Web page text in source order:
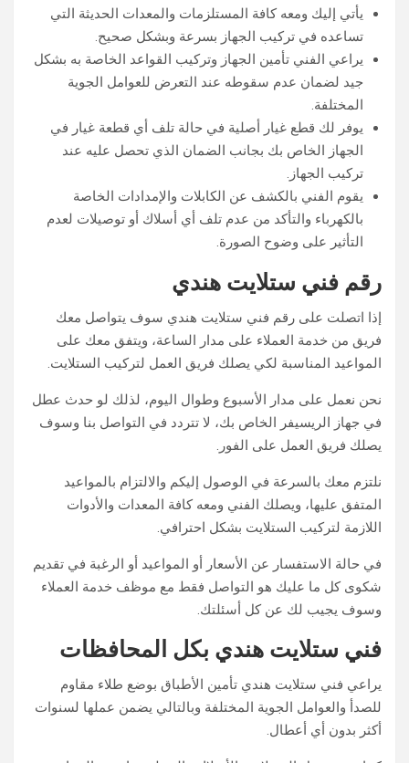
يأتي إليك ومعه كافة المستلزمات والمعدات الحديثة التي
تساعده في تركيب الجهاز بسرعة وبشكل صحيح.
يراعي الفني تأمين الجهاز وتركيب القواعد الخاصة به بشكل
جيد لضمان عدم سقوطه عند التعرض للعوامل الجوية
المختلفة.
يوفر لك قطع غيار أصلية في حالة تلف أي قطعة غيار في
الجهاز الخاص بك بجانب الضمان الذي تحصل عليه عند
تركيب الجهاز.
يقوم الفني بالكشف عن الكابلات والإمدادات الخاصة
بالكهرباء والتأكد من عدم تلف أي أسلاك أو توصيلات لعدم
التأثير على وضوح الصورة.
رقم فني ستلايت هندي
إذا اتصلت على رقم فني ستلايت هندي سوف يتواصل معك
فريق من خدمة العملاء على مدار الساعة، ويتفق معك على
المواعيد المناسبة لكي يصلك فريق العمل لتركيب الستلايت.
نحن نعمل على مدار الأسبوع وطوال اليوم، لذلك لو حدث عطل
في جهاز الريسيفر الخاص بك، لا تتردد في التواصل بنا وسوف
يصلك فريق العمل على الفور.
نلتزم معك بالسرعة في الوصول إليكم والالتزام بالمواعيد
المتفق عليها، ويصلك الفني ومعه كافة المعدات والأدوات
اللازمة لتركيب الستلايت بشكل احترافي.
في حالة الاستفسار عن الأسعار أو المواعيد أو الرغبة في تقديم
شكوى كل ما عليك هو التواصل فقط مع موظف خدمة العملاء
وسوف يجيب لك عن كل أسئلتك.
فني ستلايت هندي بكل المحافظات
يراعي فني ستلايت هندي تأمين الأطباق بوضع طلاء مقاوم
للصدأ والعوامل الجوية المختلفة وبالتالي يضمن عملها لسنوات
أكثر بدون أي أعطال.